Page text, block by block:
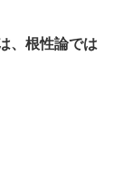
、根性論では